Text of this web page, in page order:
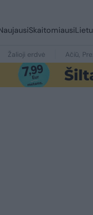
Skaitomiausi
Žalioji erdvė Ačiū,